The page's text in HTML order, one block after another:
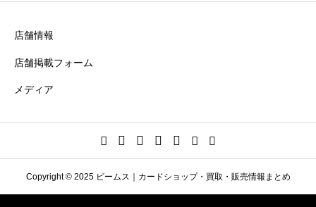
星の数をお選びください  
店舗情報
店舗掲載フォーム
メディア
Copyright © 2025 ビームス｜カードショップ・買取・販売情報まとめ